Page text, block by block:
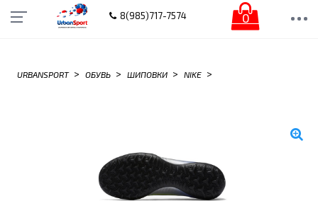
8(985)717-7574 0
URBANSPORT > ОБУВЬ > ШИПОВКИ > NIKE >